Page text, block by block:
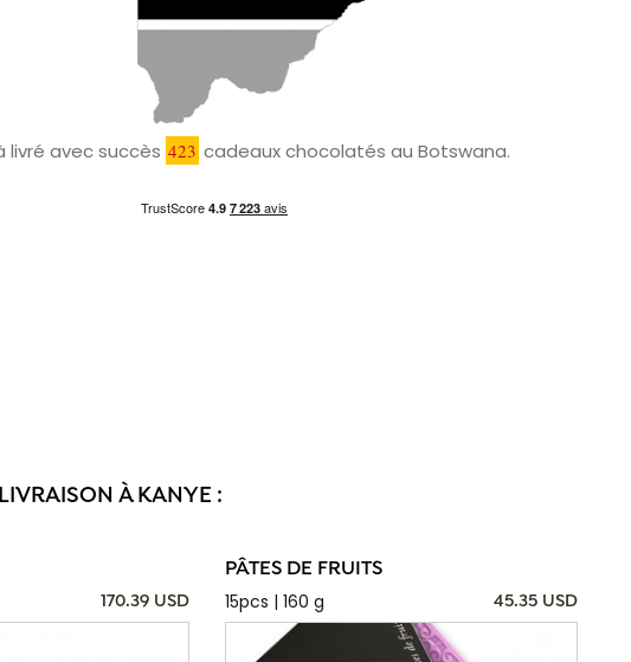
livré avec succès 423 cadeaux chocolatés au Botswana.
À KANYE :
170.39 USD
PÂTES DE FRUITS
15pcs | 160 g
45.35 USD